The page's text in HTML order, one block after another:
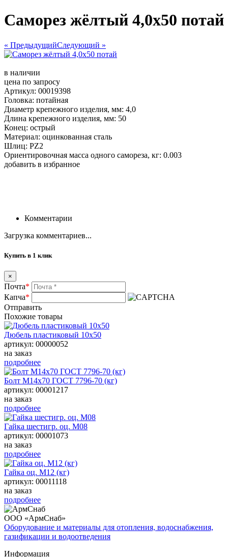
Саморез жёлтый 4,0х50 потай
« ПредыдущийСледующий »
в наличии
цена по запросу
Артикул: 00019398
Головка: потайная
Диаметр крепежного изделия, мм: 4,0
Длина крепежного изделия, мм: 50
Конец: острый
Материал: оцинкованная сталь
Шлиц: PZ2
Ориентировочная масса одного самореза, кг: 0.003
добавить в избранное
Комментарии
Загрузка комментариев...
Купить в 1 клик
×
Почта*
Капча*
Отправить
Похожие товары
Дюбель пластиковый 10х50
артикул: 00000052
на заказ
подробнее
Болт М14х70 ГОСТ 7796-70 (кг)
артикул: 00001217
на заказ
подробнее
Гайка шестигр. оц. М08
артикул: 00001073
на заказ
подробнее
Гайка оц. М12 (кг)
артикул: 00011118
на заказ
подробнее
ООО «АрмСнаб»
Оборудование и материалы для отопления, водоснабжения,
газификации и водоотведения
Информация